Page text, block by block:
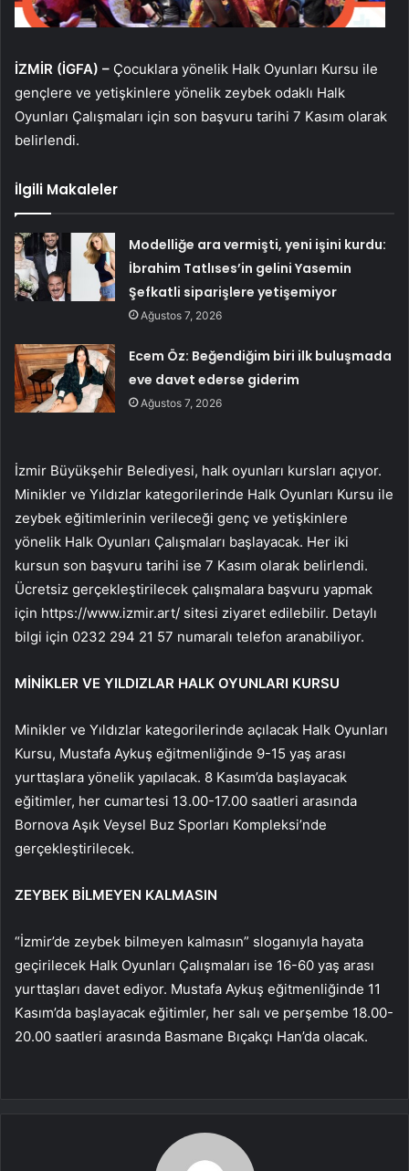
İZMİR (İGFA) – Çocuklara yönelik Halk Oyunları Kursu ile
gençlere ve yetişkinlere yönelik zeybek odaklı Halk
Oyunları Çalışmaları için son başvuru tarihi 7 Kasım olarak
belirlendi.
İlgili Makaleler
Modelliğe ara vermişti, yeni işini kurdu:
İbrahim Tatlıses’in gelini Yasemin
Şefkatli siparişlere yetişemiyor
Ağustos 7, 2026
Ecem Öz: Beğendiğim biri ilk buluşmada
eve davet ederse giderim
Ağustos 7, 2026
İzmir Büyükşehir Belediyesi, halk oyunları kursları açıyor.
Minikler ve Yıldızlar kategorilerinde Halk Oyunları Kursu ile
zeybek eğitimlerinin verileceği genç ve yetişkinlere
yönelik Halk Oyunları Çalışmaları başlayacak. Her iki
kursun son başvuru tarihi ise 7 Kasım olarak belirlendi.
Ücretsiz gerçekleştirilecek çalışmalara başvuru yapmak
için https://www.izmir.art/ sitesi ziyaret edilebilir. Detaylı
bilgi için 0232 294 21 57 numaralı telefon aranabiliyor.
MİNİKLER VE YILDIZLAR HALK OYUNLARI KURSU
Minikler ve Yıldızlar kategorilerinde açılacak Halk Oyunları
Kursu, Mustafa Aykuş eğitmenliğinde 9-15 yaş arası
yurttaşlara yönelik yapılacak. 8 Kasım’da başlayacak
eğitimler, her cumartesi 13.00-17.00 saatleri arasında
Bornova Aşık Veysel Buz Sporları Kompleksi’nde
gerçekleştirilecek.
ZEYBEK BİLMEYEN KALMASIN
“İzmir’de zeybek bilmeyen kalmasın” sloganıyla hayata
geçirilecek Halk Oyunları Çalışmaları ise 16-60 yaş arası
yurttaşları davet ediyor. Mustafa Aykuş eğitmenliğinde 11
Kasım’da başlayacak eğitimler, her salı ve perşembe 18.00-
20.00 saatleri arasında Basmane Bıçakçı Han’da olacak.